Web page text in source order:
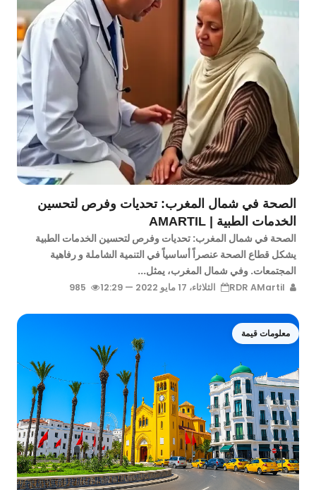
الصحة في شمال المغرب: تحديات وفرص لتحسين
الخدمات الطبية | AMARTIL
الصحة في شمال المغرب: تحديات وفرص لتحسين الخدمات الطبية
يشكل قطاع الصحة عنصراً أساسياً في التنمية الشاملة و رفاهية
المجتمعات. وفي شمال المغرب، يمثل...
الثلاثاء، 17 مايو 2022 — 12:29
معلومات قيمة